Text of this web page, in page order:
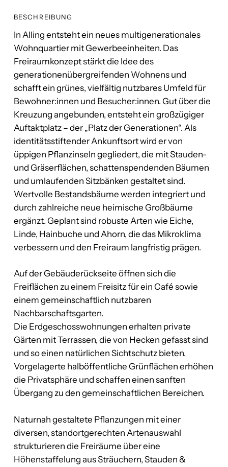
BESCHREIBUNG
In Alling entsteht ein neues multigenerationales
Wohnquartier mit Gewerbeeinheiten. Das
Freiraumkonzept stärkt die Idee des
generationenübergreifenden Wohnens und
schafft ein grünes, vielfältig nutzbares Umfeld für
Bewohner:innen und Besucher:innen. Gut über die
Kreuzung angebunden, entsteht ein großzügiger
Auftaktplatz – der „Platz der Generationen“. Als
identitätsstiftender Ankunftsort wird er von
üppigen Pflanzinseln gegliedert, die mit Stauden-
und Gräserflächen, schattenspendenden Bäumen
und umlaufenden Sitzbänken gestaltet sind.
Wertvolle Bestandsbäume werden integriert und
durch zahlreiche neue heimische Großbäume
ergänzt. Geplant sind robuste Arten wie Eiche,
Linde, Hainbuche und Ahorn, die das Mikroklima
verbessern und den Freiraum langfristig prägen.
Auf der Gebäuderückseite öffnen sich die
Freiflächen zu einem Freisitz für ein Café sowie
einem gemeinschaftlich nutzbaren
Nachbarschaftsgarten.
Die Erdgeschosswohnungen erhalten private
Gärten mit Terrassen, die von Hecken gefasst sind
und so einen natürlichen Sichtschutz bieten.
Vorgelagerte halböffentliche Grünflächen erhöhen
die Privatsphäre und schaffen einen sanften
Übergang zu den gemeinschaftlichen Bereichen.
Naturnah gestaltete Pflanzungen mit einer
diversen, standortgerechten Artenauswahl
strukturieren die Freiräume über eine
Höhenstaffelung aus Sträuchern, Stauden &